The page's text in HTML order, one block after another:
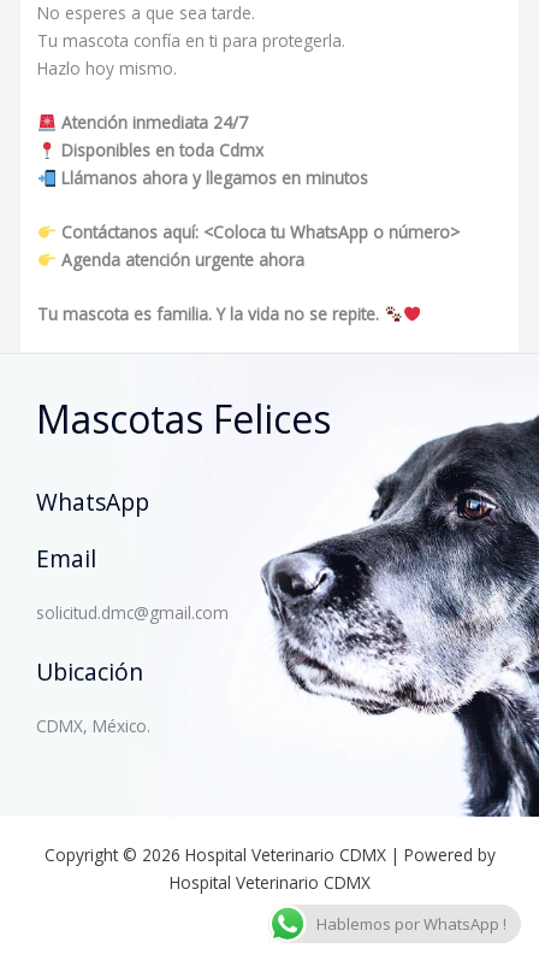
No esperes a que sea tarde.
Tu mascota confía en ti para protegerla.
Hazlo hoy mismo.
Atención inmediata 24/7
Disponibles en toda Cdmx
Llámanos ahora y llegamos en minutos
Contáctanos aquí: <Coloca tu WhatsApp o número>
Agenda atención urgente ahora
Tu mascota es familia. Y la vida no se repite.
Mascotas Felices
WhatsApp
Email
solicitud.dmc@gmail.com
Ubicación
CDMX, México.
Copyright © 2026 Hospital Veterinario CDMX | Powered by
Hospital Veterinario CDMX
Hablemos por WhatsApp !